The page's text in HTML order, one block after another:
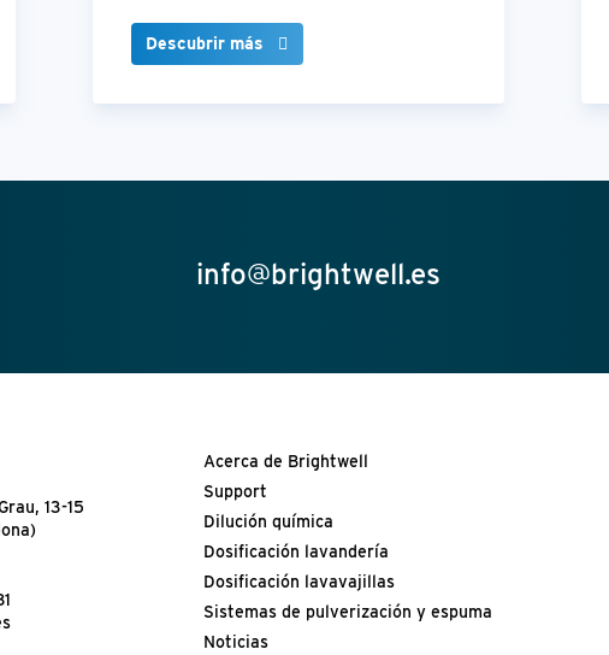
Descubrir más
info@brightwell.es
13-15
Acerca de Brightwell
Support
Dilución química
Dosificación lavandería
Dosificación lavavajillas
Sistemas de pulverización y espuma
Noticias